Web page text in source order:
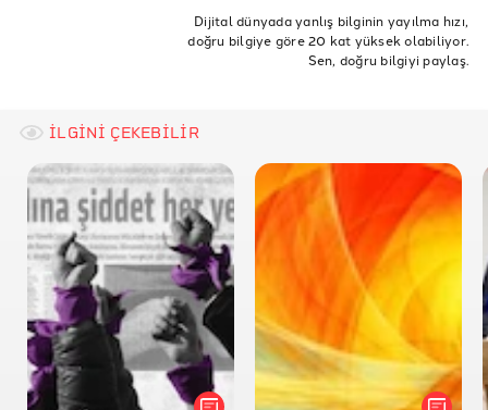
Shamsia Hassani’nin Web SitesiDijital dünyada yanlış bilginin yayılma hızı,
doğru bilgiye göre 20 kat yüksek olabiliyor.
Sen, doğru bilgiyi paylaş.
İLGİNİ ÇEKEBİLİR